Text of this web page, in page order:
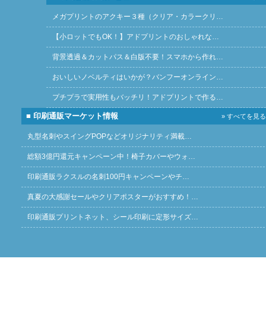
メガプリントのアクキー３種（クリア・カラークリ…
【小ロットでもOK！】アドプリントのおしゃれな…
背景透過＆カットパス＆白版不要！スマホから作れ…
おいしいノベルティはいかが？バンフーオンライン…
プチプラで実用性もバッチリ！アドプリントで作る…
■ 印刷通販マーケット情報 » すべてを見る
丸型名刺やスイングPOPなどオリジナリティ満載…
総額3億円還元キャンペーン中！椅子カバーやウォ…
印刷通販ラクスルの名刺100円キャンペーンやチ…
真夏の大感謝セールやクリアポスターがおすすめ！…
印刷通販プリントネット、シール印刷に定形サイズ…